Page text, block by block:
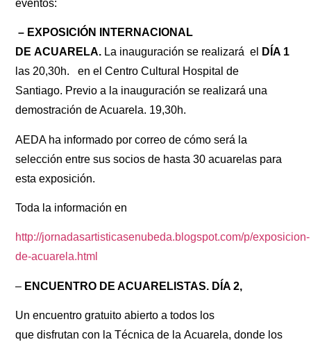
eventos:
– EXPOSICIÓN INTERNACIONAL
DE ACUARELA. La inauguración se realizará el
DÍA 1
las 20,30h. en el Centro Cultural Hospital de
Santiago. Previo a la inauguración se realizará una
demostración de Acuarela. 19,30h.
AEDA ha informado por correo de cómo será la
selección entre sus socios de hasta 30 acuarelas para
esta exposición.
Toda la información en
http://jornadasartisticasenubeda.blogspot.com/p/exposicion-
de-acuarela.html
– ENCUENTRO DE ACUARELISTAS. DÍA 2,
Un encuentro gratuito abierto a todos los
que disfrutan con la Técnica de la Acuarela, donde los